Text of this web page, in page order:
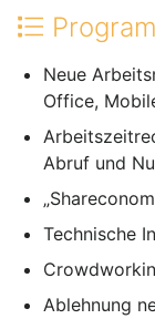
Neue
Office,
Abruf und
Technische
Ablehnung